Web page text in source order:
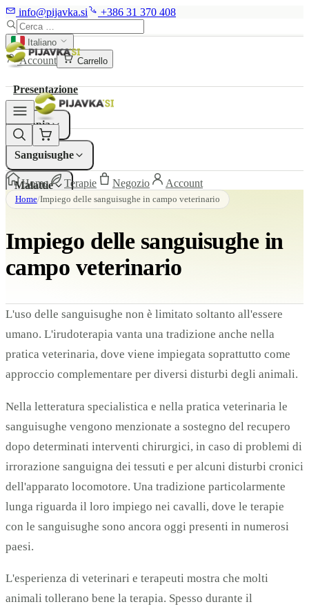
Presentazione
Terapia▾
Sanguisughe▾
Malattie
Ricerche▾
Video
Contatti
info@pijavka.si +386 31 370 408
Italiano
Account Carrello
Presentazione
Terapia
Sanguisughe
Malattie
Prezzo Video Contatti
Negozio
Home Terapie Negozio Account
Home/Impiego delle sanguisughe in campo veterinario
Impiego delle sanguisughe in
campo veterinario
L'uso delle sanguisughe non è limitato soltanto all'essere
umano. L'irudoterapia vanta una tradizione anche nella
pratica veterinaria, dove viene impiegata soprattutto come
approccio complementare per diversi disturbi degli animali.
Nella letteratura specialistica e nella pratica veterinaria le
sanguisughe vengono menzionate a sostegno del recupero
dopo determinati interventi chirurgici, in caso di problemi di
irrorazione sanguigna dei tessuti e per alcuni disturbi cronici
dell'apparato locomotore. Una tradizione particolarmente
lunga riguarda il loro impiego nei cavalli, dove le terapie
con le sanguisughe sono ancora oggi presenti in numerosi
paesi.
L'esperienza di veterinari e terapeuti mostra che molti
animali tollerano bene la terapia. Spesso durante il